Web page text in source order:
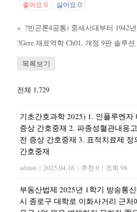
좋아요0 싫어요0
«
?Gere 재료역학 Ch01. 개정 9판 솔루션
목록보기
전체 1,729
기초간호과학 2025) 1. 인플루엔자
증상 간호중재 2. 파종성혈관내응
전 증상 간호중재 3. 표적치료제 정
간호중재
admin | 2025.04.16 | 추천 0 | 조회 98
부동산법제 2025년 1학기 방송통
시 종로구 대학로 이화사거리 근처